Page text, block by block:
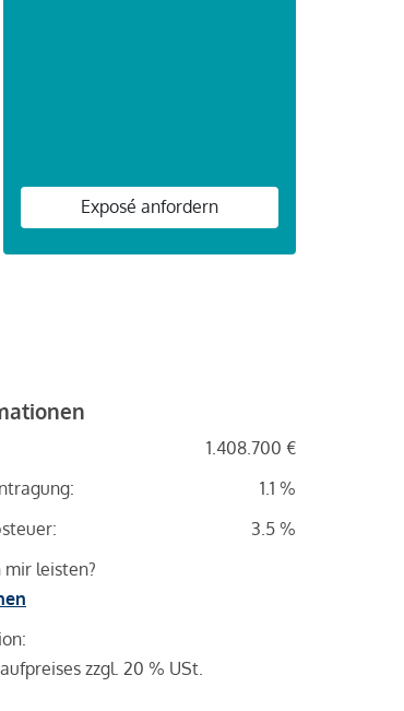
Exposé anfordern
1.408.700 €
1.1 %
3.5 %
mir leisten?
zzgl. 20 % USt.